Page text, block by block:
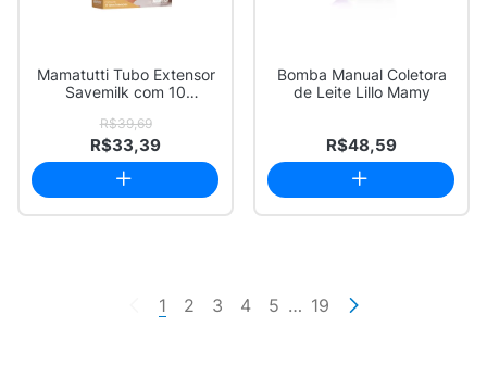
Mamatutti Tubo Extensor
Savemilk com 10
R$39,69
R$33,39
Bomba Manual Coletora
de Leite Lillo Mamy
R$48,59
1 2 3 4 5 … 19